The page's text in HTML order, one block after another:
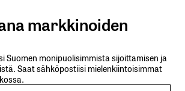
markkinoiden
Suomen monipuolisimmista sijoittamisen ja
Saat sähköpostiisi mielenkiintoisimmat